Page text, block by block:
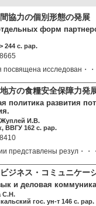
協力の個別形態の発展
форм
244 c. pap.
исследован・・
方の食糧安全保障力発
политика развития
И.В.
ВВГУ 162 c. pap.
представлены резул・・・
ジネス・コミュニケー
и деловая
С.Н.
гос. ун-т 146 c. pap.